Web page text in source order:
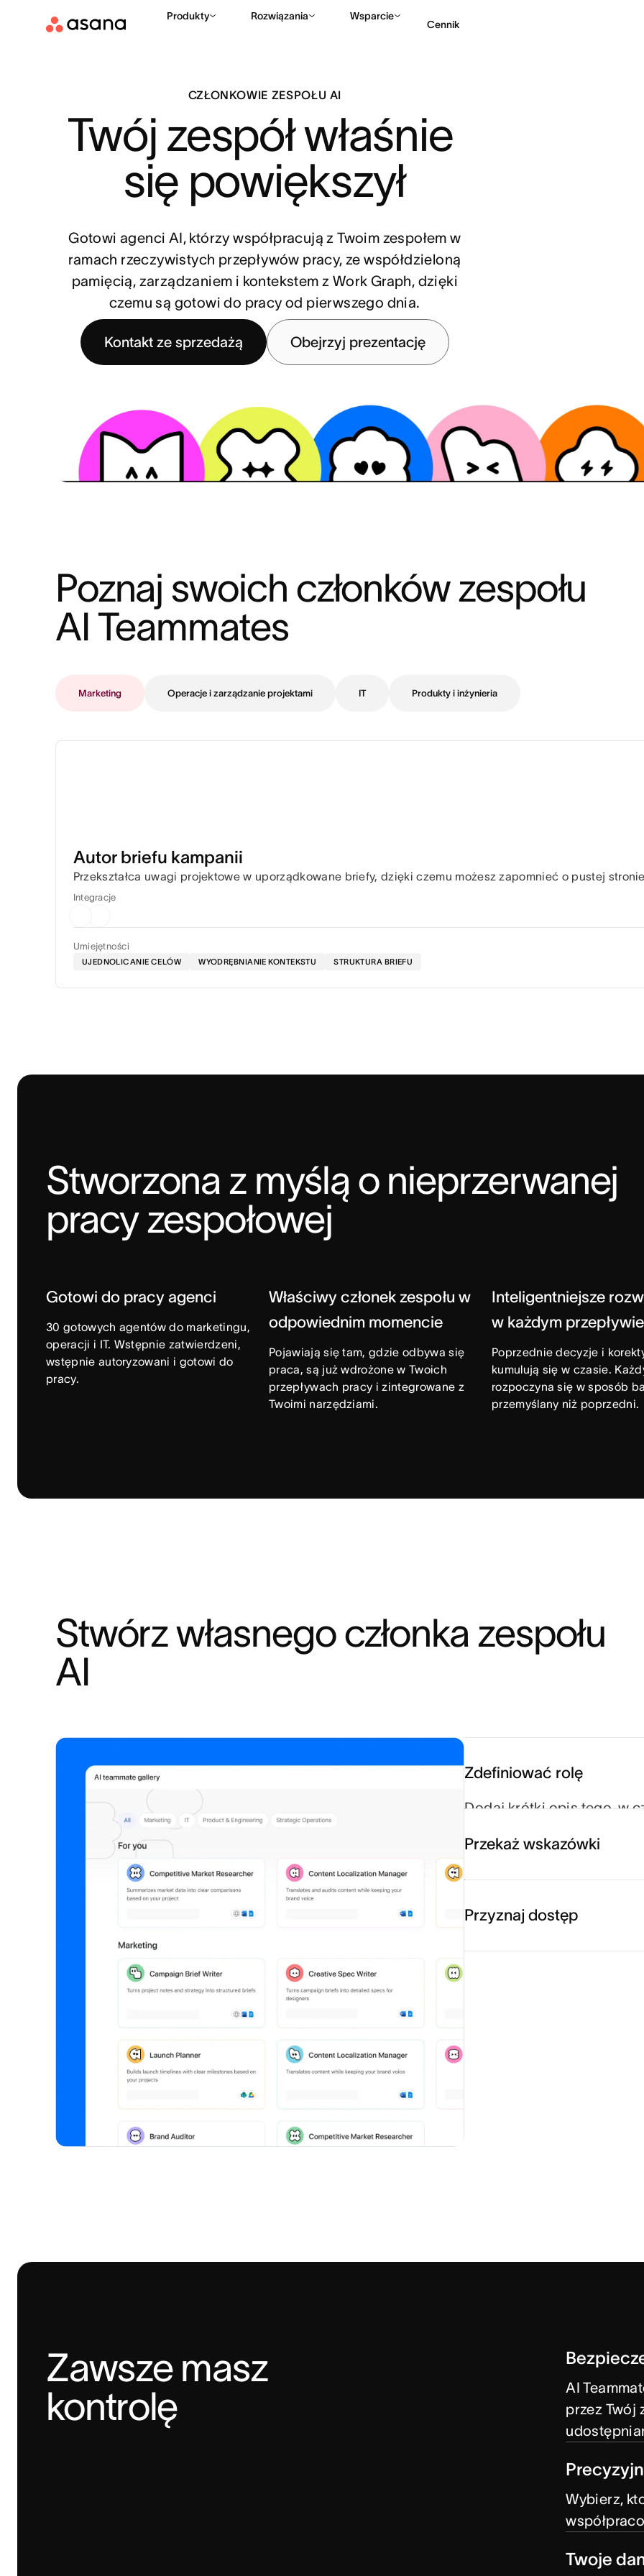
Produkty Rozwiązania Wsparcie
Cennik
CZŁONKOWIE ZESPOŁU AI
Twój zespół właśnie
się powiększył
Gotowi agenci AI, którzy współpracują z Twoim zespołem w
ramach rzeczywistych przepływów pracy, ze współdzieloną
pamięcią, zarządzaniem i kontekstem z Work Graph, dzięki
czemu są gotowi do pracy od pierwszego dnia.
Kontakt ze sprzedażą Obejrzyj prezentację
Poznaj swoich członków zespołu
AI Teammates
Marketing Operacje i zarządzanie projektami IT Produkty i inżynieria
Autor briefu kampanii
Przekształca uwagi projektowe w uporządkowane briefy, dzięki czemu możesz zapomnieć o pustej
Umiejętności
UJEDNOLICANIE CELÓW WYODRĘBNIANIE KONTEKSTU STRUKTURA BRIEFU
Integracje
Stworzona z myślą o nieprzerwanej
pracy zespołowej
Gotowi do pracy agenci
30 gotowych agentów do marketingu,
operacji i IT. Wstępnie zatwierdzeni,
wstępnie autoryzowani i gotowi do
pracy.
Właściwy członek zespołu w
odpowiednim momencie
Pojawiają się tam, gdzie odbywa się
praca, są już wdrożone w Twoich
przepływach pracy i zintegrowane z
Twoimi narzędziami.
Inteligentniejsze
w każdym
Poprzednie decyzje i
kumulują się w czasie.
rozpoczyna się w sposób
przemyślany niż poprzedni.
Stwórz własnego członka zespołu
AI
Zdefiniować rolę
Dodaj krótki opis tego, w
Przekaż wskazówki
Przyznaj dostęp
Zawsze masz
kontrolę
AI
przez Twój
Wybierz,
Twoje